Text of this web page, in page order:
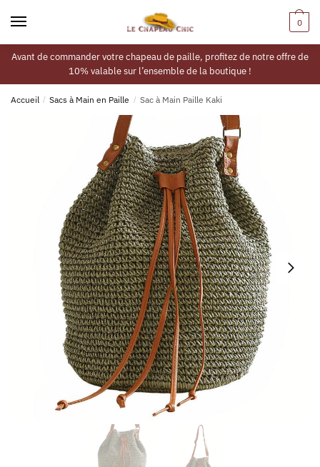
0
Avant de commander votre chapeau de paille, profitez de notre offre de
10% valable sur l’ensemble de la boutique !
Accueil / Sacs à Main en Paille / Sac à Main Paille Kaki